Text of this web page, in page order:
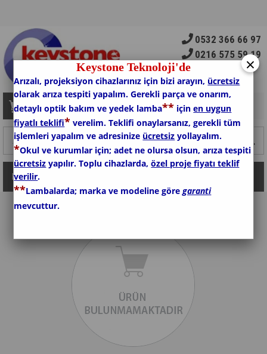
0532 366 66 97
0216 575 59 19
Sepetim 0 Ürün
Kategoriler
×
Keystone Teknoloji'de
Arızalı, projeksiyon cihazlarınız için bizi arayın, ücretsiz
olarak arıza tespiti yapalım. Gerekli parça ve onarım,
detaylı optik bakım ve yedek lamba** içinen uygun
fiyatlı teklifi* verelim. Teklifi onaylarsanız, gerekli tüm
işlemleri yapalım ve adresinize ücretsiz yollayalım.
*Okul ve kurumlar için; adet ne olursa olsun, arıza tespiti
ücretsiz yapılır. Toplu cihazlarda,özel proje fiyatı teklif
verilir.
**Lambalarda; marka ve modeline göregaranti
mevcuttur.